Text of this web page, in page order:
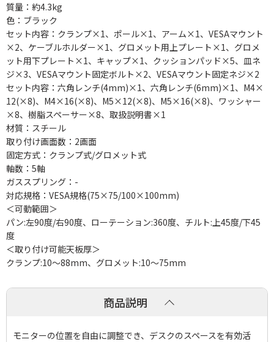
質量：約4.3kg
色：ブラック
セット内容：クランプ×1、ポール×1、アーム×1、VESAマウント
×2、ケーブルホルダー×1、グロメット用上プレート×1、グロメ
ット用下プレート×1、キャップ×1、クッションパッド×5、皿ネ
ジ×3、VESAマウント固定ボルト×2、VESAマウント固定ネジ×2
セット内容：六角レンチ(4mm)×1、六角レンチ(6mm)×1、M4×
12(×8)、M4×16(×8)、M5×12(×8)、M5×16(×8)、ワッシャー
×8、樹脂スペーサー×8、取扱説明書×1
材質：スチール
取り付け画面数：2画面
固定方式：クランプ式/グロメット式
軸数：5軸
ガススプリング：-
対応規格：VESA規格(75×75/100×100mm)
＜可動範囲＞
パン:左90度/右90度、ローテーション:360度、チルト:上45度/下45
度
＜取り付け可能天板厚＞
クランプ:10～88mm、グロメット:10～75mm
商品説明
モニターの位置を自由に調整でき、デスクのスペースを有効活